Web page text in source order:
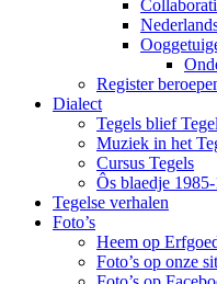
Register
Dialect
Tegels blief
Muziek in het
Cursus Tegels
Ôs blaedje
Tegelse verhalen
Foto’s
Heem op
Foto’s op onze